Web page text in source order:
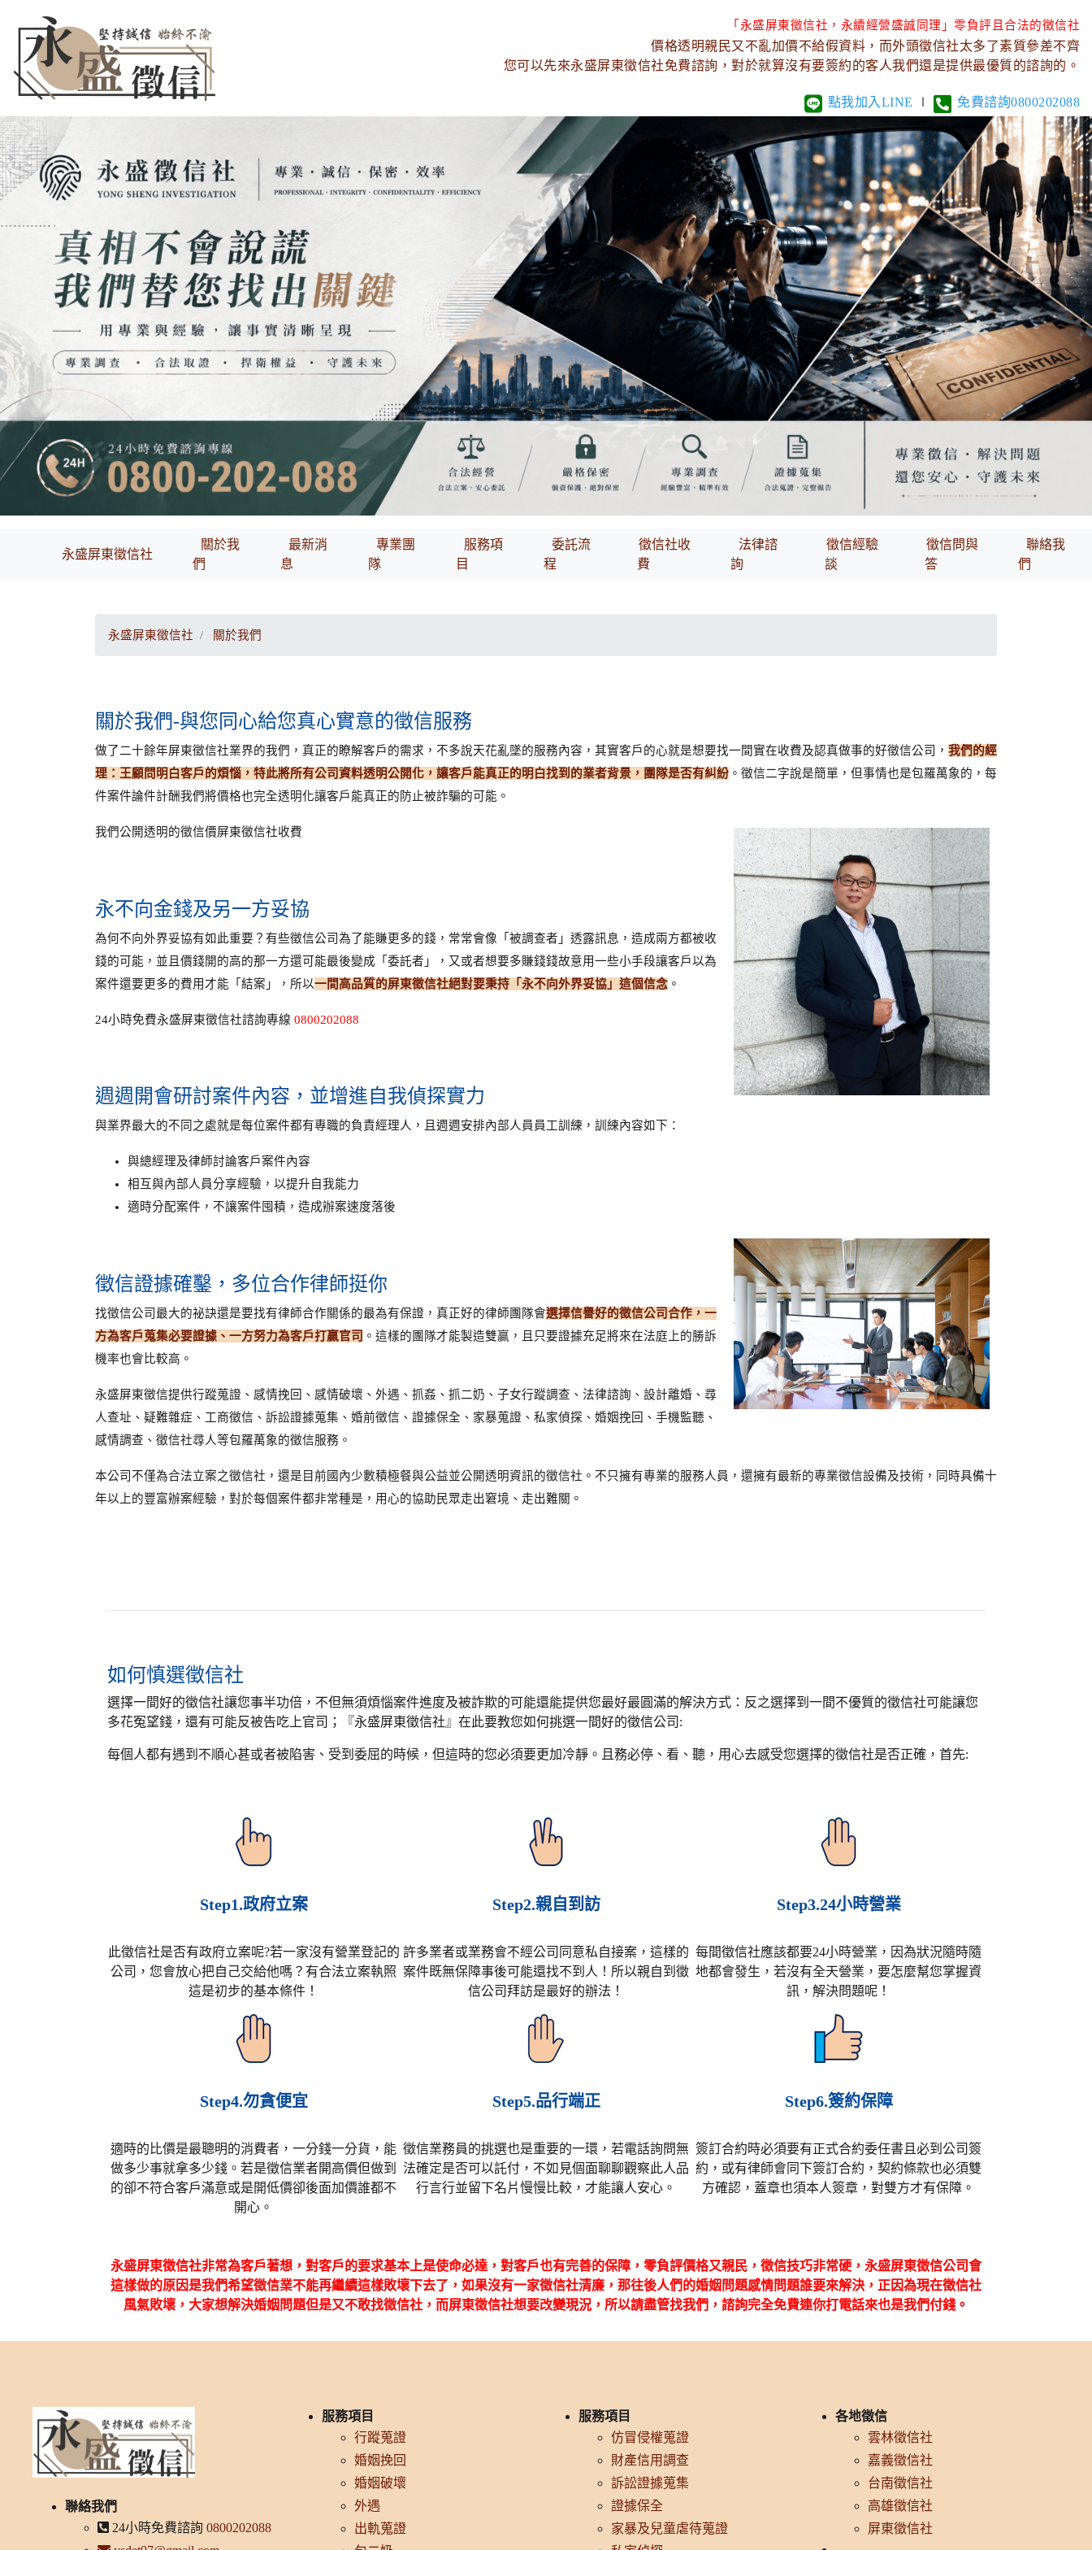
「永盛屏東徵信社，永續經營盛誠同理」零負評且合法的徵信社
價格透明親民又不亂加價不給假資料，而外頭徵信社太多了素質參差不齊
您可以先來永盛屏東徵信社免費諮詢，對於就算沒有要簽約的客人我們還是提供最優質的諮詢的。
點我加入LINE ∣ 免費諮詢0800202088
永盛屏東徵信社
關於我
們
最新消
息
專業團
隊
服務項
目
委託流
程
徵信社收
費
法律諮
詢
徵信經驗
談
徵信問與
答
聯絡我
們
永盛屏東徵信社 關於我們
關於我們-與您同心給您真心實意的徵信服務
做了二十餘年屏東徵信社業界的我們，真正的瞭解客戶的需求，不多說天花亂墜的服務內容，其實客戶的心就是想要找一間實在收費及認真做事的好徵信公司， 我們的經
理：王顧問明白客戶的煩惱，特此將所有公司資料透明公開化，讓客戶能真正的明白找到的業者背景，團隊是否有糾紛 。徵信二字說是簡單，但事情也是包羅萬象的，每
件案件論件計酬我們將價格也完全透明化讓客戶能真正的防止被詐騙的可能。
我們公開透明的徵信價屏東徵信社收費
永不向金錢及另一方妥協
為何不向外界妥協有如此重要？有些徵信公司為了能賺更多的錢，常常會像「被調查者」透露訊息，造成兩方都被收
錢的可能，並且價錢開的高的那一方還可能最後變成「委託者」，又或者想要多賺錢錢故意用一些小手段讓客戶以為
案件還要更多的費用才能「結案」，所以一間高品質的屏東徵信社絕對要秉持「永不向外界妥協」這個信念 。
24小時免費永盛屏東徵信社諮詢專線 0800202088
週週開會研討案件內容，並增進自我偵探實力
與業界最大的不同之處就是每位案件都有專職的負責經理人，且週週安排內部人員員工訓練，訓練內容如下：
與總經理及律師討論客戶案件內容
相互與內部人員分享經驗，以提升自我能力
適時分配案件，不讓案件囤積，造成辦案速度落後
徵信證據確鑿，多位合作律師挺你
找徵信公司最大的祕訣還是要找有律師合作關係的最為有保證，真正好的律師團隊會選擇信譽好的徵信公司合作，一
方為客戶蒐集必要證據、一方努力為客戶打贏官司 。這樣的團隊才能製造雙贏，且只要證據充足將來在法庭上的勝訴
機率也會比較高。
永盛屏東徵信提供行蹤蒐證、感情挽回、感情破壞、外遇、抓姦、抓二奶、子女行蹤調查、法律諮詢、設計離婚、尋
人查址、疑難雜症、工商徵信、訴訟證據蒐集、婚前徵信、證據保全、家暴蒐證、私家偵探、婚姻挽回、手機監聽、
感情調查、徵信社尋人等包羅萬象的徵信服務。
本公司不僅為合法立案之徵信社，還是目前國內少數積極餐與公益並公開透明資訊的徵信社。不只擁有專業的服務人員，還擁有最新的專業徵信設備及技術，同時具備十
年以上的豐富辦案經驗，對於每個案件都非常種是，用心的協助民眾走出窘境、走出難關。
如何慎選徵信社
選擇一間好的徵信社讓您事半功倍，不但無須煩惱案件進度及被詐欺的可能還能提供您最好最圓滿的解決方式：反之選擇到一間不優質的徵信社可能讓您
多花冤望錢，還有可能反被告吃上官司；『永盛屏東徵信社』在此要教您如何挑選一間好的徵信公司:
每個人都有遇到不順心甚或者被陷害、受到委屈的時候，但這時的您必須要更加冷靜。且務必停、看、聽，用心去感受您選擇的徵信社是否正確，首先:
Step1.政府立案
此徵信社是否有政府立案呢?若一家沒有營業登記的
公司，您會放心把自己交給他嗎？有合法立案執照
這是初步的基本條件！
Step2.親自到訪
許多業者或業務會不經公司同意私自接案，這樣的
案件既無保障事後可能還找不到人！所以親自到徵
信公司拜訪是最好的辦法！
Step3.24小時營業
每間徵信社應該都要24小時營業，因為狀況隨時隨
地都會發生，若沒有全天營業，要怎麼幫您掌握資
訊，解決問題呢！
Step4.勿貪便宜
適時的比價是最聰明的消費者，一分錢一分貨，能
做多少事就拿多少錢。若是徵信業者開高價但做到
的卻不符合客戶滿意或是開低價卻後面加價誰都不
開心。
Step5.品行端正
徵信業務員的挑選也是重要的一環，若電話詢問無
法確定是否可以託付，不如見個面聊聊觀察此人品
行言行並留下名片慢慢比較，才能讓人安心。
Step6.簽約保障
簽訂合約時必須要有正式合約委任書且必到公司簽
約，或有律師會同下簽訂合約，契約條款也必須雙
方確認，蓋章也須本人簽章，對雙方才有保障。
永盛屏東徵信社非常為客戶著想，對客戶的要求基本上是使命必達，對客戶也有完善的保障，零負評價格又親民，徵信技巧非常硬，永盛屏東徵信公司會
這樣做的原因是我們希望徵信業不能再繼續這樣敗壞下去了，如果沒有一家徵信社清廉，那往後人們的婚姻問題感情問題誰要來解決，正因為現在徵信社
風氣敗壞，大家想解決婚姻問題但是又不敢找徵信社，而屏東徵信社想要改變現況，所以請盡管找我們，諮詢完全免費連你打電話來也是我們付錢。
聯絡我們
24小時免費諮詢0800202088
服務項目
行蹤蒐證
婚姻挽回
婚姻破壞
外遇
出軌蒐證
服務項目
仿冒侵權蒐證
財產信用調查
訴訟證據蒐集
證據保全
家暴及兒童虐待蒐證
各地徵信
雲林徵信社
嘉義徵信社
台南徵信社
高雄徵信社
屏東徵信社